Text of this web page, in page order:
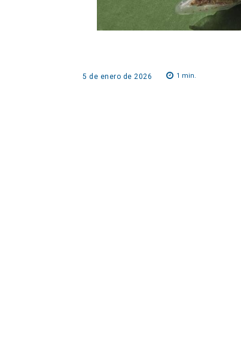
5 de enero de 2026 1 min.